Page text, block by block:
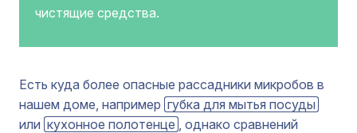
чистящие средства.
Есть куда более опасные рассадники микробов в
нашем доме, например губка для мытья посуды
или кухонное полотенце , однако сравнений